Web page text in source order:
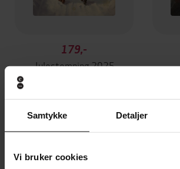
Samtykke Detaljer
Vi bruker cookies
179,-
Julestemning 2025
Andre har også kjøpt